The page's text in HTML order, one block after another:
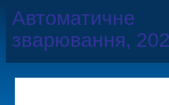
Автоматичне
зварювання,